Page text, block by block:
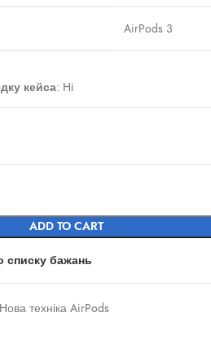
AirPods 3
кейса: Ні
ADD TO CART
списку бажань
Нова техніка AirPods